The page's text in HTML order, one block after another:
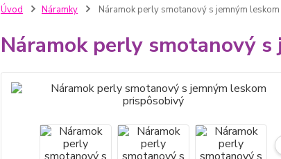
Úvod Náramky Náramok perly smotanový s jemným
Náramok perly smotanový